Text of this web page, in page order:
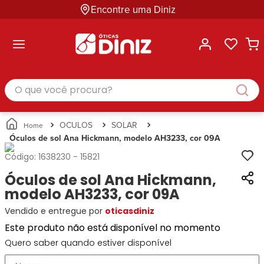
Encontre uma Diniz
Masculino
Feminino
Infantil
Unissex
Busque
Marcas
Ana
Hickmann
Bulget
Miu-
Miu
Guess
Lacoste
Categorias
Masculino
Feminino
Infantil
Unissex
Por
Marcas
Ray-
Ban
Prada
Ana
Hickmann
Correntes
para
Óculos
Estojos
para
Óculos
Soluções
e
Cuidados
Busque
Ray-
Ban
Armani
Exchange
Tommy
Hilfiger
Ana
Hickmann
Guess
Categoria
Armações
de Óculos
Óculos
de Sol
para
Óculos
Estojo
para
Óculos
Gênero
Masculino
Feminino
O que você procura?
OCULOS
SOLAR
Óculos de sol Ana Hickmann, modelo AH3233, cor 09A
Código: 1638230 - 15821
Óculos de sol Ana Hickmann,
modelo AH3233, cor 09A
Vendido e entregue por oticasdiniz
Este produto não está disponível no momento
Quero saber quando estiver disponível